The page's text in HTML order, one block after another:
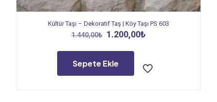
Kültür Taşı – Dekoratif Taş | Köy Taşı PS 603
1.440,00₺ Orijinal
1.440,00₺.
1.200,00₺
Sepete Ekle